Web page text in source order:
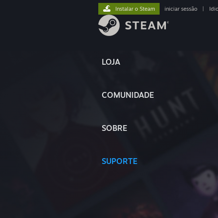
LOJA
COMUNIDADE
SOBRE
SUPORTE
Instalar o Steam iniciar sessão